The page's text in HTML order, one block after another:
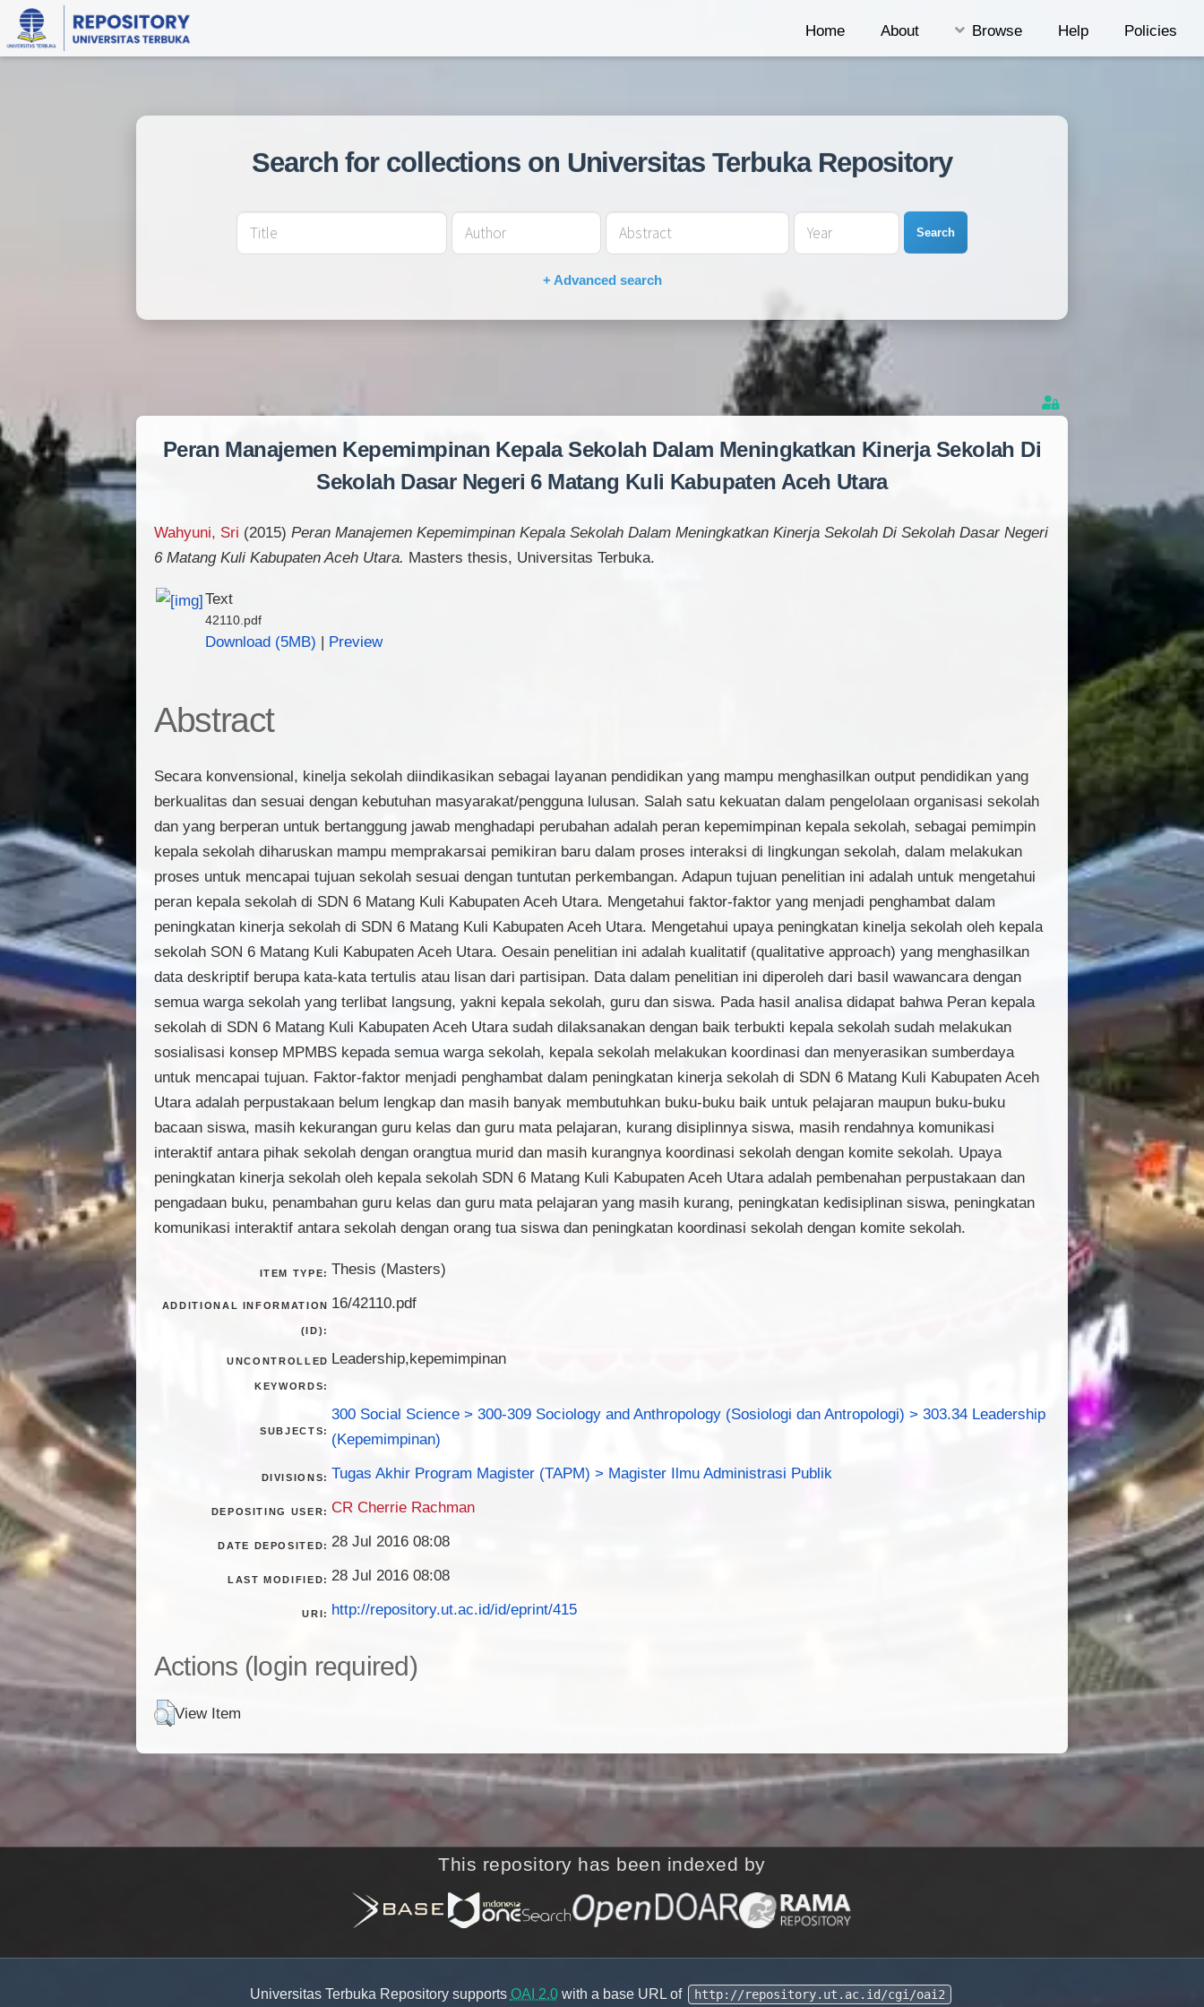
Home About Browse Help Policies
Search for collections on Universitas Terbuka Repository
Search
+ Advanced search
Peran Manajemen Kepemimpinan Kepala Sekolah Dalam Meningkatkan Kinerja Sekolah Di
Sekolah Dasar Negeri 6 Matang Kuli Kabupaten Aceh Utara
Wahyuni, Sri (2015) Peran Manajemen Kepemimpinan Kepala Sekolah Dalam Meningkatkan Kinerja Sekolah Di Sekolah Dasar Negeri
6 Matang Kuli Kabupaten Aceh Utara. Masters thesis, Universitas Terbuka.
Text
42110.pdf
Download (5MB) | Preview
Abstract
Secara konvensional, kinelja sekolah diindikasikan sebagai layanan pendidikan yang mampu menghasilkan output pendidikan yang
berkualitas dan sesuai dengan kebutuhan masyarakat/pengguna lulusan. Salah satu kekuatan dalam pengelolaan organisasi sekolah
dan yang berperan untuk bertanggung jawab menghadapi perubahan adalah peran kepemimpinan kepala sekolah, sebagai pemimpin
kepala sekolah diharuskan mampu memprakarsai pemikiran baru dalam proses interaksi di lingkungan sekolah, dalam melakukan
proses untuk mencapai tujuan sekolah sesuai dengan tuntutan perkembangan. Adapun tujuan penelitian ini adalah untuk mengetahui
peran kepala sekolah di SDN 6 Matang Kuli Kabupaten Aceh Utara. Mengetahui faktor-faktor yang menjadi penghambat dalam
peningkatan kinerja sekolah di SDN 6 Matang Kuli Kabupaten Aceh Utara. Mengetahui upaya peningkatan kinelja sekolah oleh kepala
sekolah SON 6 Matang Kuli Kabupaten Aceh Utara. Oesain penelitian ini adalah kualitatif (qualitative approach) yang menghasilkan
data deskriptif berupa kata-kata tertulis atau lisan dari partisipan. Data dalam penelitian ini diperoleh dari basil wawancara dengan
semua warga sekolah yang terlibat langsung, yakni kepala sekolah, guru dan siswa. Pada hasil analisa didapat bahwa Peran kepala
sekolah di SDN 6 Matang Kuli Kabupaten Aceh Utara sudah dilaksanakan dengan baik terbukti kepala sekolah sudah melakukan
sosialisasi konsep MPMBS kepada semua warga sekolah, kepala sekolah melakukan koordinasi dan menyerasikan sumberdaya
untuk mencapai tujuan. Faktor-faktor menjadi penghambat dalam peningkatan kinerja sekolah di SDN 6 Matang Kuli Kabupaten Aceh
Utara adalah perpustakaan belum lengkap dan masih banyak membutuhkan buku-buku baik untuk pelajaran maupun buku-buku
bacaan siswa, masih kekurangan guru kelas dan guru mata pelajaran, kurang disiplinnya siswa, masih rendahnya komunikasi
interaktif antara pihak sekolah dengan orangtua murid dan masih kurangnya koordinasi sekolah dengan komite sekolah. Upaya
peningkatan kinerja sekolah oleh kepala sekolah SDN 6 Matang Kuli Kabupaten Aceh Utara adalah pembenahan perpustakaan dan
pengadaan buku, penambahan guru kelas dan guru mata pelajaran yang masih kurang, peningkatan kedisiplinan siswa, peningkatan
komunikasi interaktif antara sekolah dengan orang tua siswa dan peningkatan koordinasi sekolah dengan komite sekolah.
ITEM TYPE: Thesis (Masters)
ADDITIONAL INFORMATION
(ID):
16/42110.pdf
UNCONTROLLED
KEYWORDS:
Leadership,kepemimpinan
SUBJECTS:
300 Social Science > 300-309 Sociology and Anthropology (Sosiologi dan Antropologi) > 303.34 Leadership
(Kepemimpinan)
DIVISIONS: Tugas Akhir Program Magister (TAPM) > Magister Ilmu Administrasi Publik
DEPOSITING USER: CR Cherrie Rachman
DATE DEPOSITED: 28 Jul 2016 08:08
LAST MODIFIED: 28 Jul 2016 08:08
URI: http://repository.ut.ac.id/id/eprint/415
Actions (login required)
View Item
This repository has been indexed by
Universitas Terbuka Repository supports OAI 2.0 with a base URL of http://repository.ut.ac.id/cgi/oai2